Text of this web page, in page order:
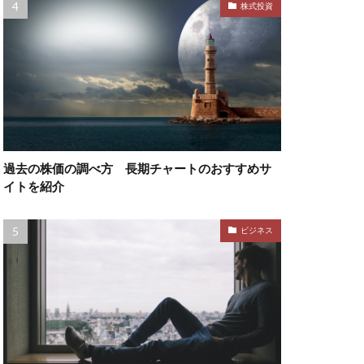
株式投資
過去の株価の調べ方 長期チャートのおすすめサ
イトを紹介
ビジネス